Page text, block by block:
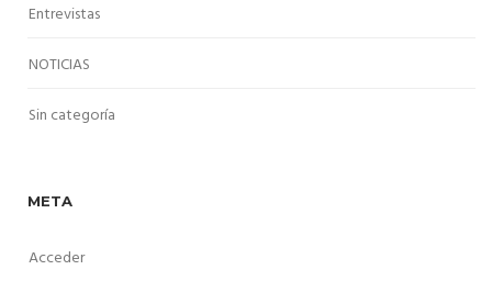
Entrevistas
NOTICIAS
Sin categoría
META
Acceder